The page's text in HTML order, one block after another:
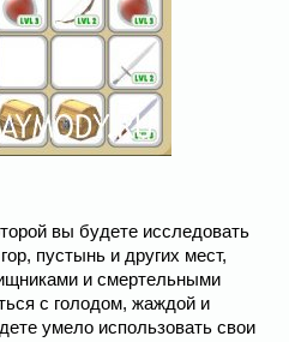
вы будете исследовать
пустынь и других мест,
и смертельными
с голодом, жаждой и
умело использовать свои